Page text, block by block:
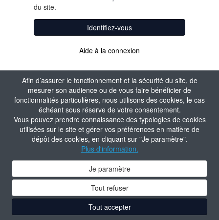
Afin d’assurer le fonctionnement et la sécurité du site, de
mesurer son audience ou de vous faire bénéficier de
fonctionnalités particulières, nous utilisons des cookies, le cas
échéant sous réserve de votre consentement.
Vous pouvez prendre connaissance des typologies de cookies
utilisées sur le site et gérer vos préférences en matière de
dépôt des cookies, en cliquant sur "Je paramètre".
Plus d'information.
Je paramètre
Tout refuser
Tout accepter
du site.
Identifiez-vous
Aide à la connexion